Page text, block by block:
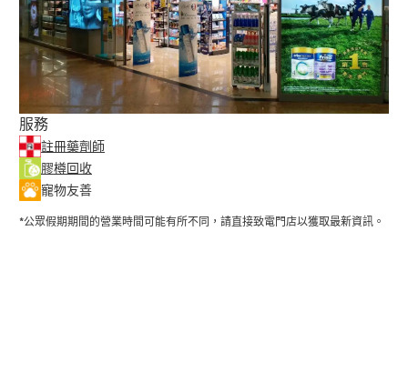
服務
註冊藥劑師
膠樽回收
寵物友善
*公眾假期期間的營業時間可能有所不同，請直接致電門店以獲取最新資訊。